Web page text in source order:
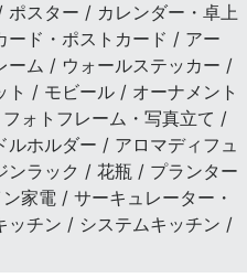
スター / カレンダー・卓上
ード・ポストカード / アー
ーム / ウォールステッカー /
ト / モビール / オーナメント
ォトフレーム・写真立て /
ルホルダー / アロマディフュ
ンラック / 花瓶 / プランター
家電 / サーキュレーター・
ッチン / システムキッチン /